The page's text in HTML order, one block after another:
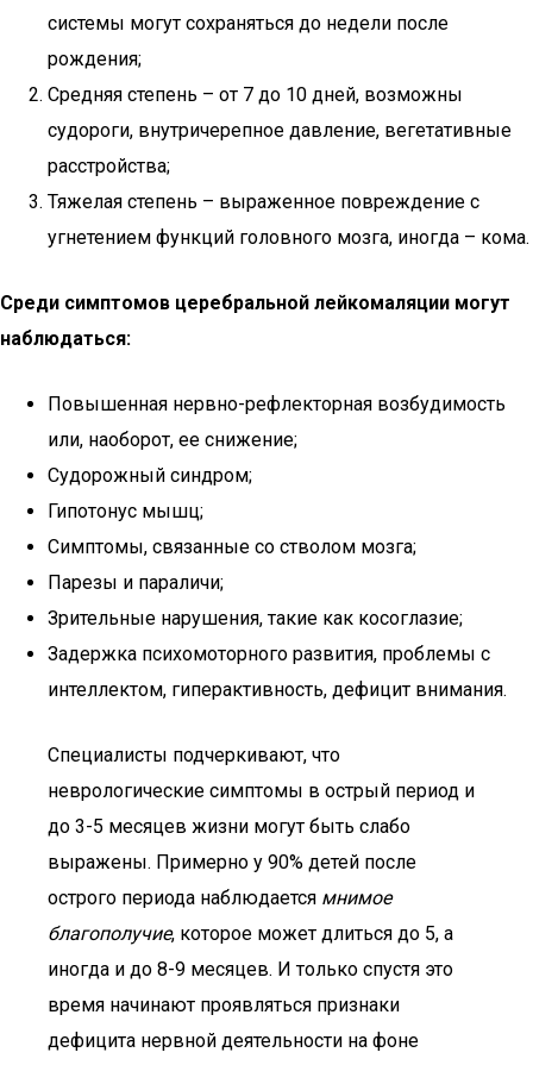
системы могут сохраняться до недели после
рождения;
Средняя степень – от 7 до 10 дней, возможны
судороги, внутричерепное давление, вегетативные
расстройства;
Тяжелая степень – выраженное повреждение с
угнетением функций головного мозга, иногда – кома.
Среди симптомов церебральной лейкомаляции могут
наблюдаться:
Повышенная нервно-рефлекторная возбудимость
или, наоборот, ее снижение;
Судорожный синдром;
Гипотонус мышц;
Симптомы, связанные со стволом мозга;
Парезы и параличи;
Зрительные нарушения, такие как косоглазие;
Задержка психомоторного развития, проблемы с
интеллектом, гиперактивность, дефицит внимания.
Специалисты подчеркивают, что
неврологические симптомы в острый период и
до 3-5 месяцев жизни могут быть слабо
выражены. Примерно у 90% детей после
острого периода наблюдается мнимое
благополучие, которое может длиться до 5, а
иногда и до 8-9 месяцев. И только спустя это
время начинают проявляться признаки
дефицита нервной деятельности на фоне